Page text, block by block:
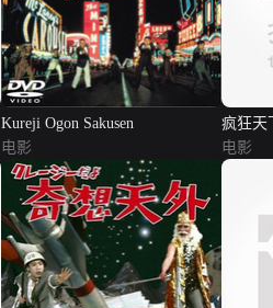
Kureji Ogon Sakusen
电影
疯狂天
电影